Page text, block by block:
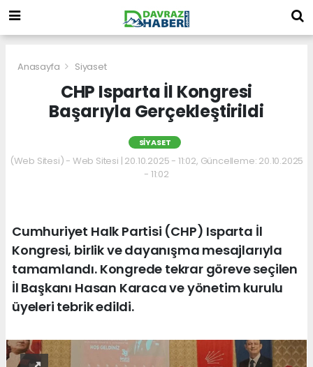
Anasayfa Siyaset
CHP Isparta İl Kongresi
Başarıyla Gerçekleştirildi
SIYASET
(Web Sitesi) - Web Sitesi | 20.10.2025 - 11:02, Güncelleme: 20.10.2025
- 11:02
Cumhuriyet Halk Partisi (CHP) Isparta İl
Kongresi, birlik ve dayanışma mesajlarıyla
tamamlandı. Kongrede tekrar göreve seçilen
İl Başkanı Hasan Karaca ve yönetim kurulu
üyeleri tebrik edildi.